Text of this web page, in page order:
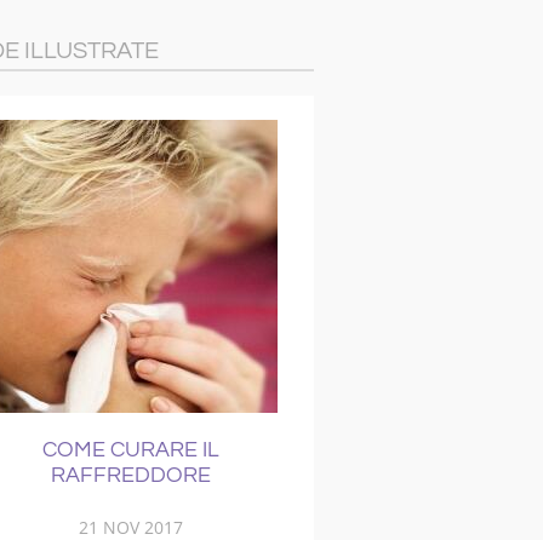
ILLUSTRATE
COME CURARE IL
RAFFREDDORE
21 NOV 2017